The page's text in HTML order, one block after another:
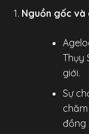
Nguồn gốc và
Thụy
giới.
Sự
đồng